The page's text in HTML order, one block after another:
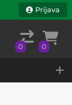
Prijava
0 0